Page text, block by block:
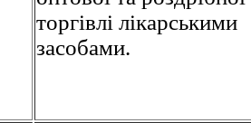
торгівлі лікарськими
засобами.